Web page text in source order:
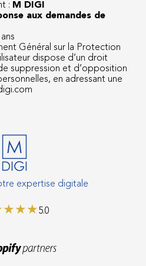
: M DIGI
aux demandes de
Général sur la Protection
dispose d’un droit
suppression et d’opposition
en adressant une
expertise digitale
★★★5.0